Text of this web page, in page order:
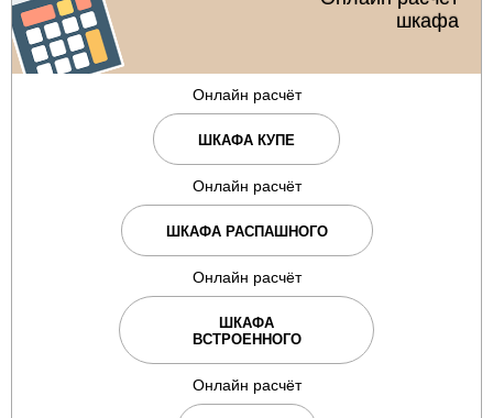
шкафа
Онлайн расчёт
ШКАФА КУПЕ
Онлайн расчёт
ШКАФА РАСПАШНОГО
Онлайн расчёт
ШКАФА
ВСТРОЕННОГО
Онлайн расчёт